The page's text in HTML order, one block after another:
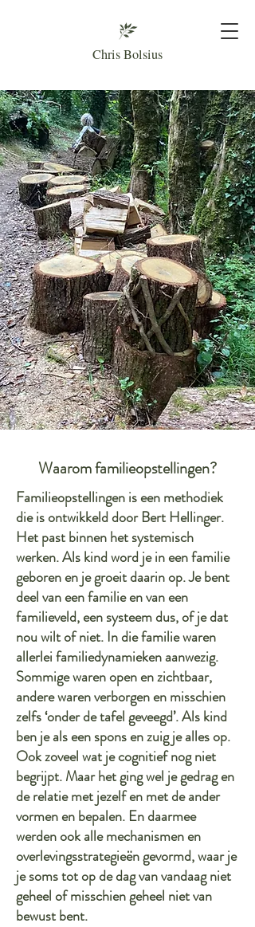
Chris Bolsius
Waarom familieopstellingen?
Familieopstellingen is een methodiek
die is ontwikkeld door Bert Hellinger.
Het past binnen het systemisch
werken. Als kind word je in een familie
geboren en je groeit daarin op. Je bent
deel van een familie en van een
familieveld, een systeem dus, of je dat
nou wilt of niet. In die familie waren
allerlei familiedynamieken aanwezig.
Sommige waren open en zichtbaar,
andere waren verborgen en misschien
zelfs ‘onder de tafel geveegd’. Als kind
ben je als een spons en zuig je alles op.
Ook zoveel wat je cognitief nog niet
begrijpt. Maar het ging wel je gedrag en
de relatie met jezelf en met de ander
vormen en bepalen. En daarmee
werden ook alle mechanismen en
overlevingsstrategieën gevormd, waar je
je soms tot op de dag van vandaag niet
geheel of misschien geheel niet van
bewust bent.